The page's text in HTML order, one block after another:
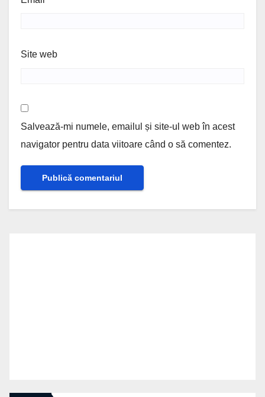
Site web
Salvează-mi numele, emailul și site-ul web în acest
navigator pentru data viitoare când o să comentez.